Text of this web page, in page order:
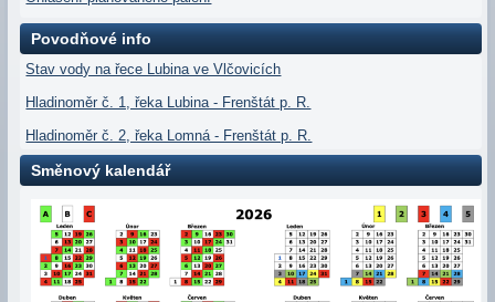
Povodňové info
Stav vody na řece Lubina ve Vlčovicích
Hladinoměr č. 1, řeka Lubina - Frenštát p. R.
Hladinoměr č. 2, řeka Lomná - Frenštát p. R.
Směnový kalendář